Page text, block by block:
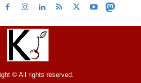
© All rights reserved.